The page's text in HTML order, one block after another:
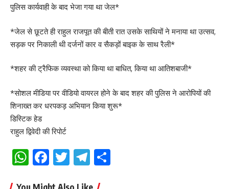
पुलिस कार्यवाही के बाद भेजा गया था जेल*
*जेल से छूटते ही राहुल राजपूत की बीती रात उसके साथियों ने मनाया था उत्सव,
सड़क पर निकाली थी दर्जनों कार व सैकड़ों बाइक के साथ रैली*
*शहर की ट्रैफिक व्यवस्था को किया था बाधित, किया था आतिशबाजी*
*सोशल मीडिया पर वीडियो वायरल होने के बाद शहर की पुलिस ने आरोपियों की
शिनाख्त कर धरपकड़ अभियान किया शुरू*
डिस्टिक हेड
राहुल द्विवेदी की रिपोर्ट
WhatsApp
Facebook
TwitterTelegram